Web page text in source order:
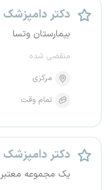
دکتر دامپزشک
بیمارستان وتسا
منقضی شده
مرکزی
تمام وقت
دکتر دامپزشک
یک مجموعه معتبر